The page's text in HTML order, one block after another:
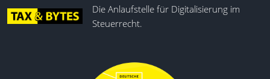
Die Anlaufstelle für Digitalisierung im
Steuerrecht.